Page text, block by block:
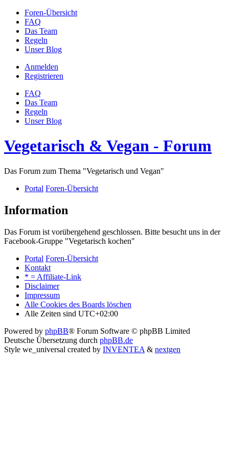
Foren-Übersicht
FAQ
Das Team
Regeln
Unser Blog
Anmelden
Registrieren
FAQ
Das Team
Regeln
Unser Blog
Vegetarisch & Vegan - Forum
Das Forum zum Thema "Vegetarisch und Vegan"
Portal Foren-Übersicht
Information
Das Forum ist vorübergehend geschlossen. Bitte besucht uns in der
Facebook-Gruppe "Vegetarisch kochen"
Portal Foren-Übersicht
Kontakt
* = Affiliate-Link
Disclaimer
Impressum
Alle Cookies des Boards löschen
Alle Zeiten sind UTC+02:00
Powered by phpBB® Forum Software © phpBB Limited
Deutsche Übersetzung durch phpBB.de
Style we_universal created by INVENTEA & nextgen